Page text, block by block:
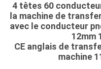
4 têtes 60
la machine de
avec le conducteur
12mm
CE anglais de
machine